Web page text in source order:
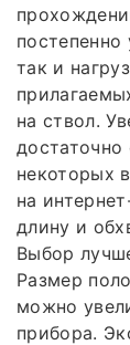
постепенно
так и
на ствол.
некоторых
на
длину и
Выбор
Размер
можно
прибора.